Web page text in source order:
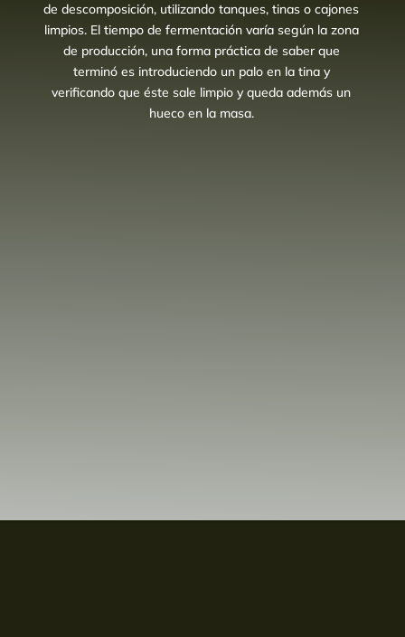
de descomposición, utilizando tanques, tinas o cajones
limpios. El tiempo de fermentación varía según la zona
de producción, una forma práctica de saber que
terminó es introduciendo un palo en la tina y
verificando que éste sale limpio y queda además un
hueco en la masa.